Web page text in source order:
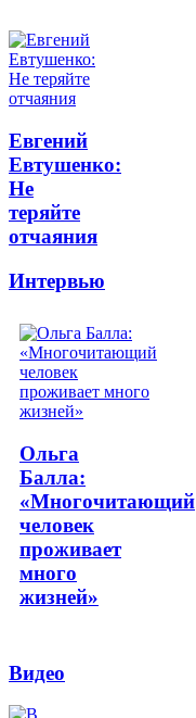
Евгений
Евтушенко:
Не
теряйте
отчаяния
Интервью
Ольга
Балла:
«Многочитающий
человек
проживает
много
жизней»
Видео